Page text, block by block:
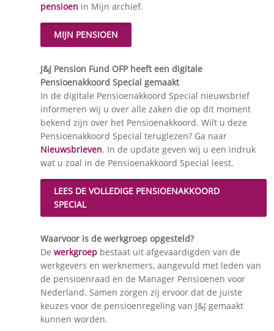
pensioen in Mijn archief.
MIJN PENSIOEN
J&J Pension Fund OFP heeft een digitale
Pensioenakkoord Special gemaakt
In de digitale Pensioenakkoord Special nieuwsbrief
informeren wij u over alle zaken die op dit moment
bekend zijn over het Pensioenakkoord. Wilt u deze
Pensioenakkoord Special teruglezen? Ga naar
Nieuwsbrieven. In de update geven wij u een indruk
wat u zoal in de Pensioenakkoord Special leest.
LEES DE VOLLEDIGE PENSIOENAKKOORD
SPECIAL
Waarvoor is de werkgroep opgesteld?
De werkgroep bestaat uit afgevaardigden van de
werkgevers en werknemers, aangevuld met leden van
de pensioenraad en de Manager Pensioenen voor
Nederland. Samen zorgen zij ervoor dat de juiste
keuzes voor de pensioenregeling van J&J gemaakt
kunnen worden.